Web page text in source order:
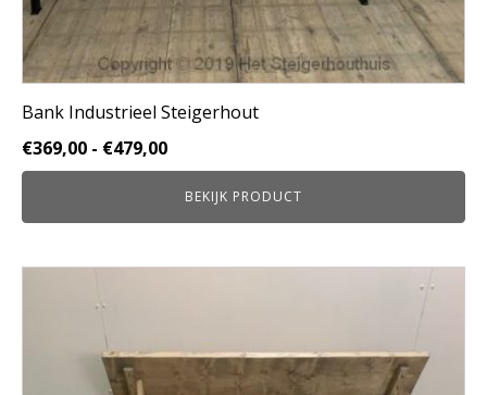
Bank Industrieel Steigerhout
€369,00 - €479,00Prijsklasse:
€369,00
tot
€479,00
BEKIJK PRODUCT